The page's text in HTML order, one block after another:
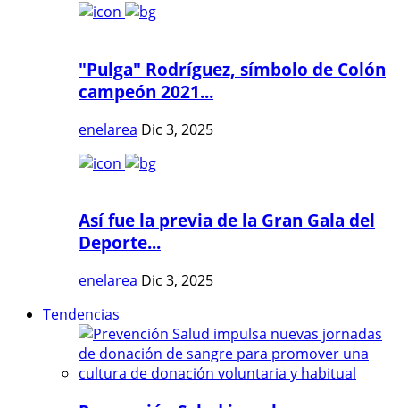
"Pulga" Rodríguez, símbolo de Colón
campeón 2021...
enelarea Dic 3, 2025
Así fue la previa de la Gran Gala del
Deporte...
enelarea Dic 3, 2025
Tendencias